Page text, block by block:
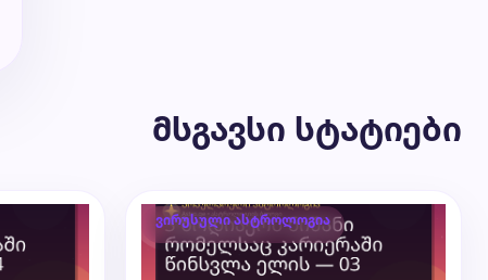
მსგავსი სტატიები
ვირუსული ასტროლოგია